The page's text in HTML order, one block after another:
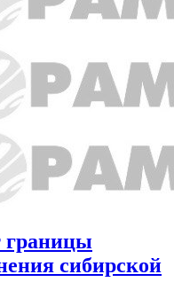
границы
сибирской